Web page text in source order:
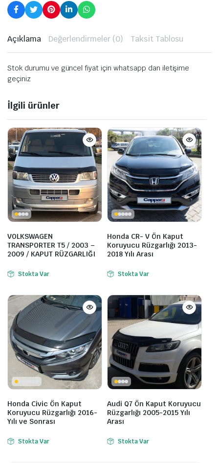
Açıklama Değerlendirmeler (0) Taksit Tablosu
Stok durumu ve güncel fiyat için whatsapp dan iletişime
geçiniz
İlgili ürünler
VOLKSWAGEN
TRANSPORTER T5 / 2003 –
2009 / KAPUT RÜZGARLIĞI
Stokta Var
Honda CR- V Ön Kaput
Koruyucu Rüzgarlığı 2013-
2018 Yılı Arası
Stokta Var
Honda Civic Ön Kaput
Koruyucu Rüzgarlığı 2016-
Yılı ve Sonrası
Stokta Var
Audi Q7 Ön Kaput Koruyucu
Rüzgarlığı 2005-2015 Yılı
Arası
Stokta Var